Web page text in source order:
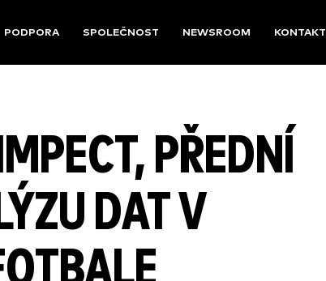
PODPORA SPOLEČNOST NEWSROOM KONTAKT
PŘEDNÍ
DAT V